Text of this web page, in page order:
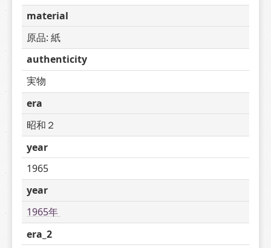
material
原品: 紙
authenticity
実物
era
昭和２
year
1965
year
1965年
era_2